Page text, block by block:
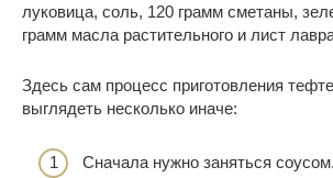
луковица, соль, 120 грамм сметаны,
грамм масла растительного и лист
Здесь сам процесс приготовления
выглядеть несколько иначе:
Сначала нужно заняться